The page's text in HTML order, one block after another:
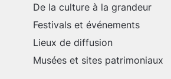
De la culture à la grandeur
Festivals et événements
Lieux de diffusion
Musées et sites patrimoniaux